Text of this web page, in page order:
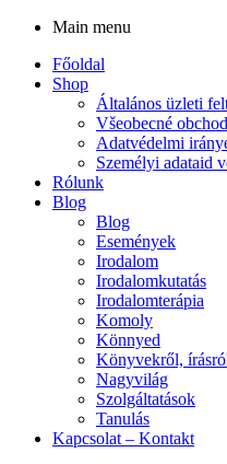
Main menu
Főoldal
Shop
Általános üzleti
Všeobecné
Adatvédelmi
Személyi adataid
Rólunk
Blog
Blog
Események
Irodalom
Irodalomkutatás
Irodalomterápia
Komoly
Könnyed
Könyvekről,
Nagyvilág
Szolgáltatások
Tanulás
Kapcsolat – Kontakt